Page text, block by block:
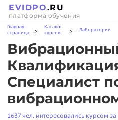
EVIDPO.RU
платформа обучения
Главная
страница
>
Каталог
курсов
> Лаборатории
Специалист
1637 чел. интересовались курсом